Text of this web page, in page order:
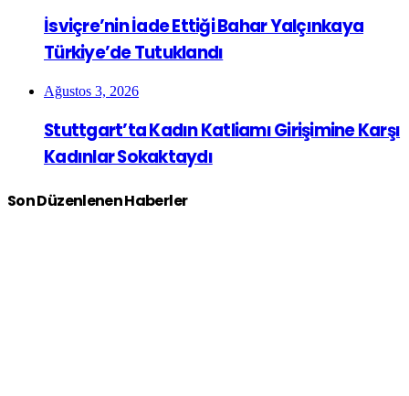
İsviçre’nin İade Ettiği Bahar Yalçınkaya
Türkiye’de Tutuklandı
Ağustos 3, 2026
Stuttgart’ta Kadın Katliamı Girişimine Karşı
Kadınlar Sokaktaydı
Son Düzenlenen Haberler